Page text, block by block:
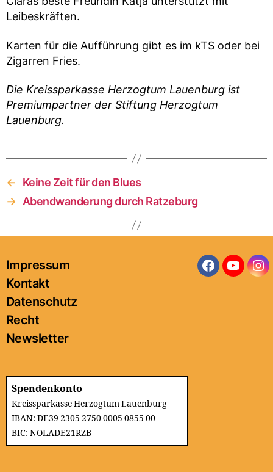
Leibeskräften.
Karten für die Aufführung gibt es im kTS oder bei
Zigarren Fries.
Die Kreissparkasse Herzogtum Lauenburg ist
Premiumpartner der Stiftung Herzogtum
Lauenburg.
←
Keine Zeit für den Blues
→ Abendwanderung durch Ratzeburg
Impressum
Kontakt
Datenschutz
Recht
Newsletter
Facebook
Spendenkonto
Kreissparkasse Herzogtum Lauenburg
IBAN: DE39 2305 2750 0005 0855 00
BIC: NOLADE21RZB